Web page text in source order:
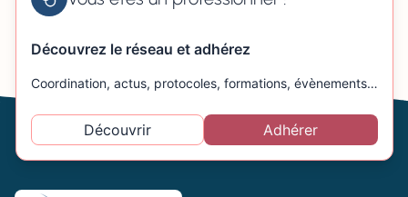
Découvrez le réseau et adhérez
Coordination, actus, protocoles, formations, évènements…
Découvrir Adhérer